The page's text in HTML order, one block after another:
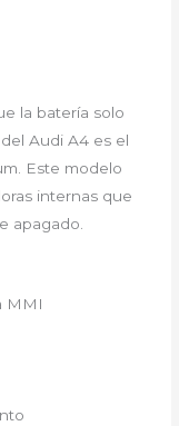
la batería solo
Audi A4 es el
Este modelo
internas que
apagado.
MMI